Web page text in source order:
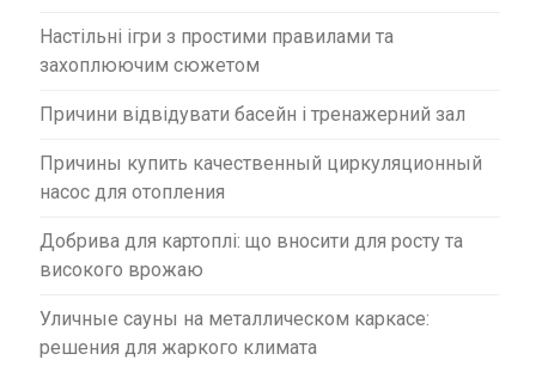
Настільні ігри з простими правилами та
захоплюючим сюжетом
Причини відвідувати басейн і тренажерний зал
Причины купить качественный циркуляционный
насос для отопления
Добрива для картоплі: що вносити для росту та
високого врожаю
Уличные сауны на металлическом каркасе:
решения для жаркого климата